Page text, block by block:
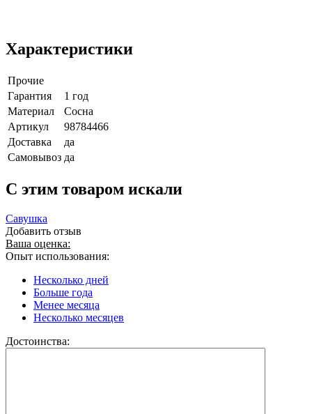
Характеристики
Прочие
Гарантия
1 год
Материал
Сосна
Артикул
98784466
Доставка
да
Самовывоз да
C этим товаром искали
Савушка
Добавить отзыв
Ваша оценка:
Опыт использования:
Несколько дней
Больше года
Менее месяца
Несколько месяцев
Достоинства: